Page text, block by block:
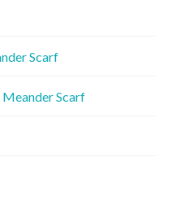
Scarf
Scarf